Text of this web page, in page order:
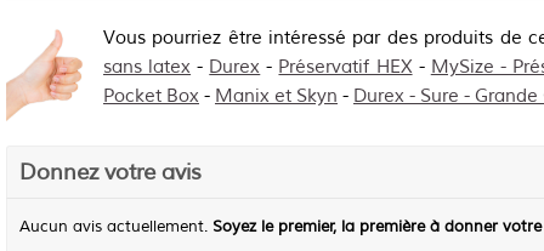
Vous pourriez être intéressé par des produits de
sans latex - Durex - Préservatif HEX- MySize -
Pocket Box - Manix et Skyn - Durex - Sure -
Donnez votre avis
Aucun avis actuellement. Soyez le premier, la première à donner